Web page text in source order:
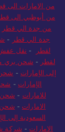
من الامارات الى
من أبوظبي الى
من جدة الي قطر
جدة الي قطر -
لقطر
- نقل
لقطر - شحن بري
إلى الإمارات - شحن
الإمارات -
للامارات - شحن
الامارات - شحن
السعودية إلى
الامارات - شركة